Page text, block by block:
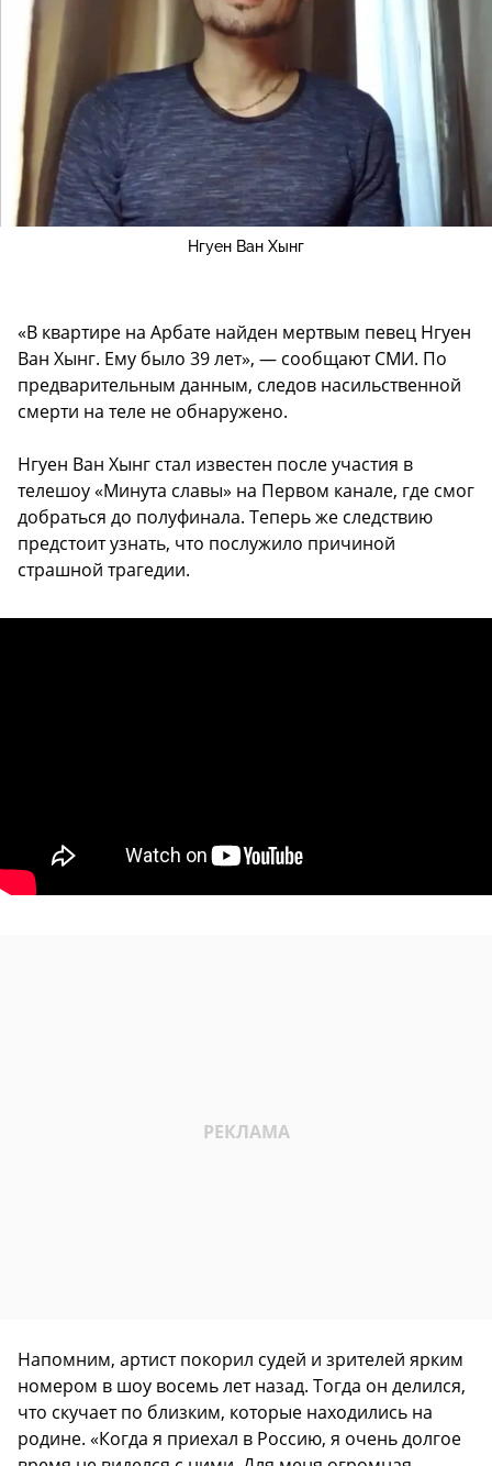
Нгуен Ван Хынг
«В квартире на Арбате найден мертвым певец Нгуен
Ван Хынг. Ему было 39 лет», — сообщают СМИ. По
предварительным данным, следов насильственной
смерти на теле не обнаружено.
Нгуен Ван Хынг стал известен после участия в
телешоу «Минута славы» на Первом канале, где смог
добраться до полуфинала. Теперь же следствию
предстоит узнать, что послужило причиной
страшной трагедии.
Напомним, артист покорил судей и зрителей ярким
номером в шоу восемь лет назад. Тогда он делился,
что скучает по близким, которые находились на
родине. «Когда я приехал в Россию, я очень долгое